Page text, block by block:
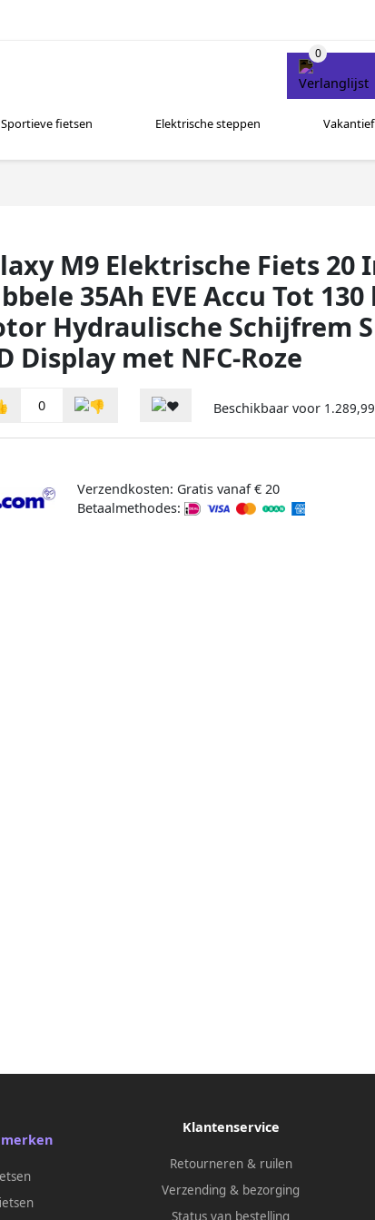
Sportieve fietsen Elektrische steppen
M9 Elektrische Fiets 20
35Ah EVE Accu Tot
Hydraulische Schijfrem
Display met NFC-Roze
0 Beschikbaar voor 1.289,99
Verzendkosten: Gratis vanaf € 20
Betaalmethodes:
merken
Klantenservice
Retourneren & ruilen
Verzending & bezorging
Status van bestelling